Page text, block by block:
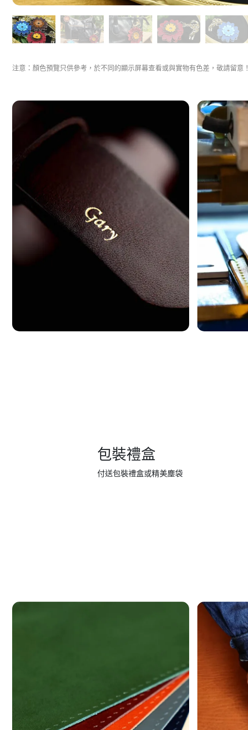
注意：顏色預覽只供參考，於不同的顯示屏幕查看或與實物有色差，敬請留意！
包裝禮盒
付送包裝禮盒或精美塵袋